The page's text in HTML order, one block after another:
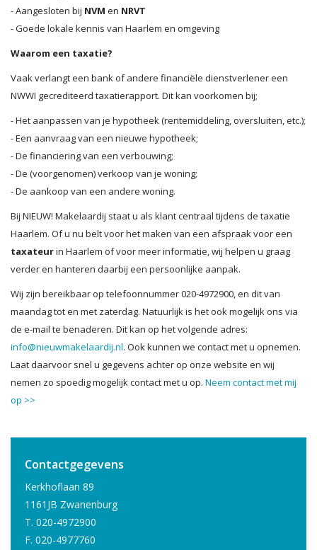
- Aangesloten bij NVM en NRVT
- Goede lokale kennis van Haarlem en omgeving
Waarom een taxatie?
Vaak verlangt een bank of andere financiële dienstverlener een
NWWI gecrediteerd taxatierapport. Dit kan voorkomen bij;
- Het aanpassen van je hypotheek (rentemiddeling, oversluiten, etc.);
- Een aanvraag van een nieuwe hypotheek;
- De financiering van een verbouwing;
- De (voorgenomen) verkoop van je woning;
- De aankoop van een andere woning.
Bij NIEUW! Makelaardij staat u als klant centraal tijdens de taxatie
Haarlem. Of u nu belt voor het maken van een afspraak voor een
taxateurin Haarlem of voor meer informatie, wij helpen u graag
verder en hanteren daarbij een persoonlijke aanpak.
Wij zijn bereikbaar op telefoonnummer 020-4972900, en dit van
maandag tot en met zaterdag. Natuurlijk is het ook mogelijk ons via
de e-mail te benaderen. Dit kan op het volgende adres:
info@nieuwmakelaardij.nl. Ook kunnen we contact met u opnemen.
Laat daarvoor snel u gegevens achter op onze website en wij
nemen zo spoedig mogelijk contact met u op. Neem contact met mij
op >>
Contactgegevens
Kerkhoflaan 89
1161JB Zwanenburg
T. 020-4972900
F. 020-4977760